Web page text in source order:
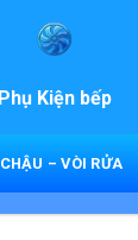
Phụ Kiện bếp
CHẬU – VÒI RỬA